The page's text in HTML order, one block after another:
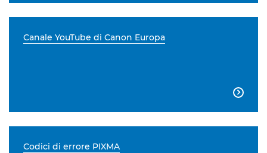
Canale YouTube di Canon Europa

Codici di errore PIXMA